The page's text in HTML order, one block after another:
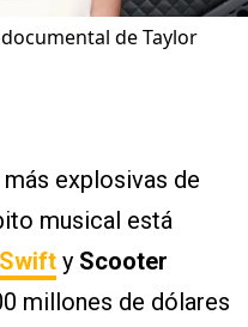
de Taylor
explosivas de
musical está
y Scooter
millones de dólares